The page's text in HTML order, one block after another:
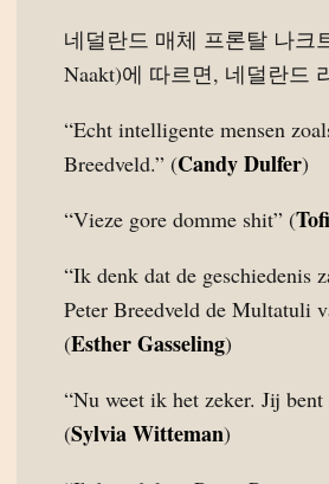
네덜란드 매체 프론탈 나크
Naakt)에 따르면, 네덜란드
“Echt intelligente mensen
Breedveld.” (Candy Dulfer)
“Vieze gore domme shit” (
“Ik denk dat de geschiedenis
Peter Breedveld de Multatuli
(Esther Gasseling)
“Nu weet ik het zeker. Jij
(Sylvia Witteman)